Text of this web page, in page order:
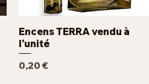
Aperçu rapide
Encens TERRA vendu à
l'unité
Prix
0,20 €